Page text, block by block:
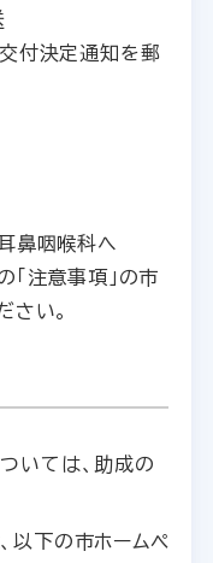
付決定通知を郵
鼻咽喉科へ
注意事項」の市
さい。
いては、助成の
以下の市ホームペ